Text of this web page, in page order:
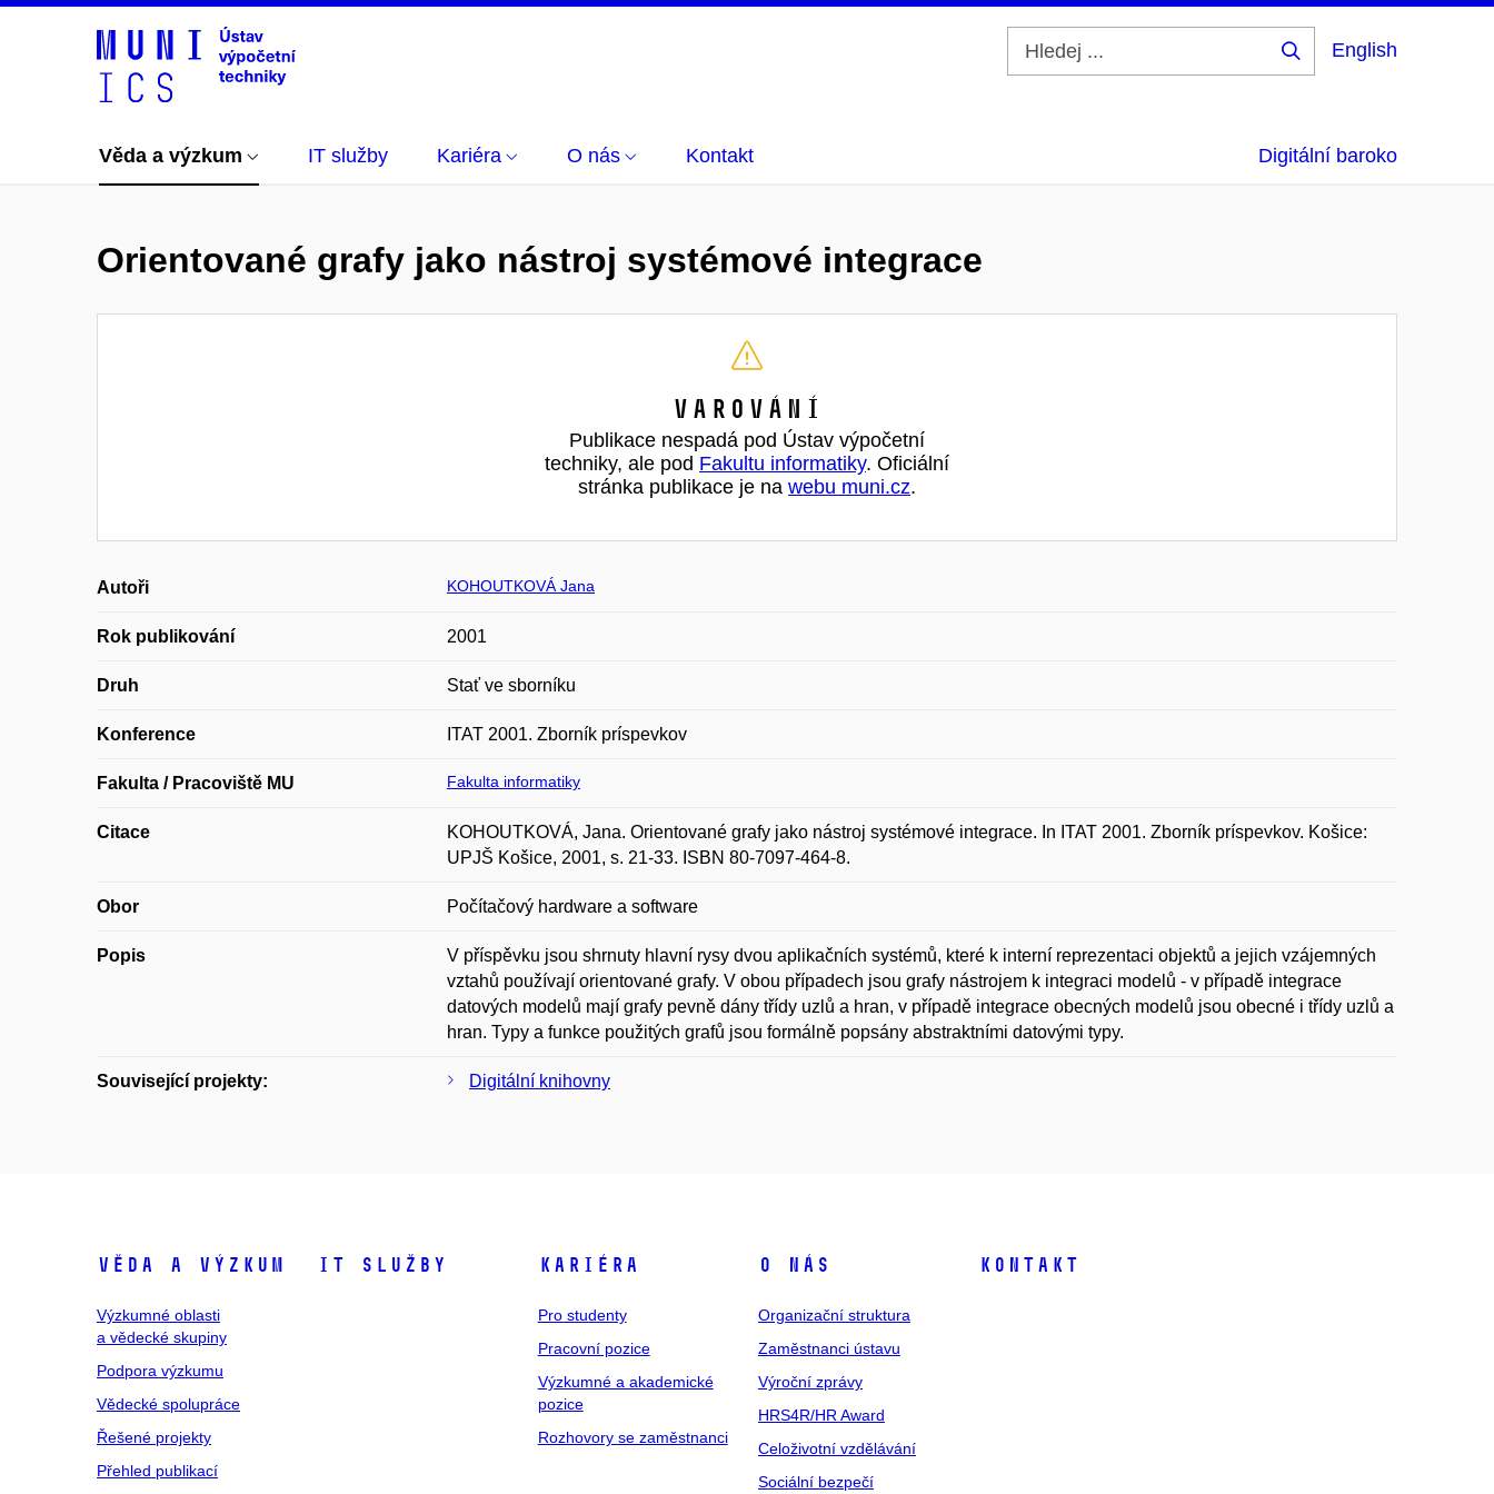
English
Věda a výzkum IT služby Kariéra O nás Kontakt Digitální baroko
Orientované grafy jako nástroj systémové integrace
Varování
Publikace nespadá pod Ústav výpočetní
techniky, ale pod Fakultu informatiky. Oficiální
stránka publikace je na webu muni.cz.
Autoři KOHOUTKOVÁ Jana
Rok publikování 2001
Druh Stať ve sborníku
Konference ITAT 2001. Zborník príspevkov
Fakulta / Pracoviště MU Fakulta informatiky
Citace
KOHOUTKOVÁ, Jana. Orientované grafy jako nástroj systémové integrace. In ITAT 2001. Zborník príspevkov. Košice:
UPJŠ Košice, 2001, s. 21-33. ISBN 80-7097-464-8.
Obor Počítačový hardware a software
Popis
V příspěvku jsou shrnuty hlavní rysy dvou aplikačních systémů, které k interní reprezentaci objektů a jejich vzájemných
vztahů používají orientované grafy. V obou případech jsou grafy nástrojem k integraci modelů - v případě integrace
datových modelů mají grafy pevně dány třídy uzlů a hran, v případě integrace obecných modelů jsou obecné i třídy uzlů a
hran. Typy a funkce použitých grafů jsou formálně popsány abstraktními datovými typy.
Související projekty: Digitální knihovny
Věda a výzkum
Výzkumné oblasti
a vědecké skupiny
Podpora výzkumu
Vědecké spolupráce
Řešené projekty
Přehled publikací
IT služby Kariéra
Pro studenty
Pracovní pozice
Výzkumné a akademické
pozice
Rozhovory se zaměstnanci
O nás
Organizační struktura
Zaměstnanci ústavu
Výroční zprávy
HRS4R/HR Award
Celoživotní vzdělávání
Sociální bezpečí
Kontakt